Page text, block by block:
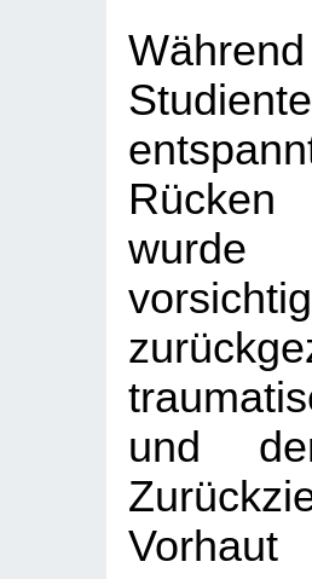
wurde
vorsichtig
und